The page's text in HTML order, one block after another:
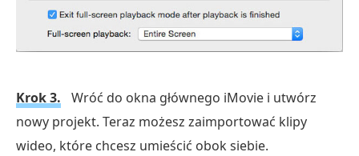
Krok 3.
Wróć do okna głównego iMovie i utwórz
nowy projekt. Teraz możesz zaimportować klipy
wideo, które chcesz umieścić obok siebie.